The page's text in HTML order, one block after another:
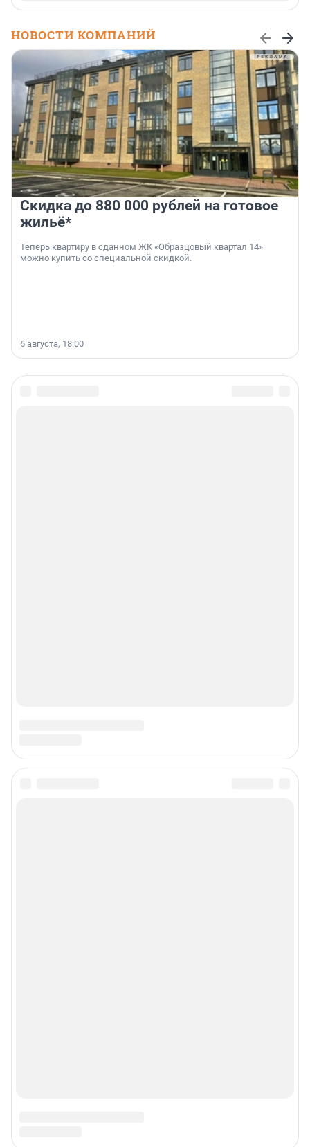
НОВОСТИ КОМПАНИЙ
Скидка до 880 000 рублей на готовое
жильё*
Теперь квартиру в сданном ЖК «Образцовый квартал 14»
можно купить со специальной скидкой.
6 августа, 18:00